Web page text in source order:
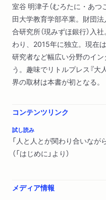
応援団② 岩波孝穂さん（ゆ
第３章 当事者とともに、「
通院同行の理由／曲がりく
で教わったこと／介護の資
依存症のある利用者／入り口
応援団③ 吉水岳彦さん（浄土
第４章 アンフェアなこの世
ライター業のはじまり／『
あること／日本での生きづ
い
室谷 明津子（むろたに・あ
田大学教育学部卒業。財団
合研究所（現みずほ銀行）入
わり、2015年に独立。現在
研究者など幅広い分野のイ
う。趣味でリトルプレス『大
界の取材は本書が初となる。
コンテンツリンク
試し読み
「人と人とが関わり合いなが
（「はじめに」より）
メディア情報